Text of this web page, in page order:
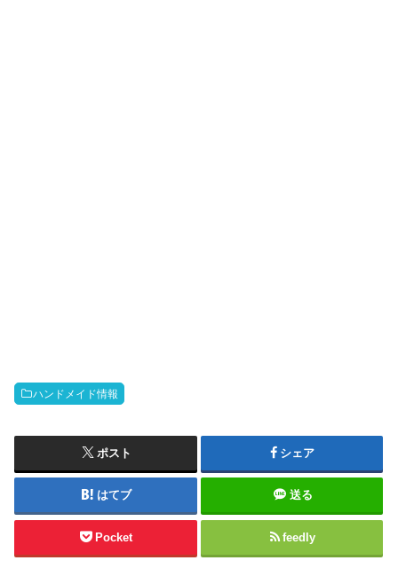
ハンドメイド情報
ポスト シェア
はてブ 送る
Pocket feedly